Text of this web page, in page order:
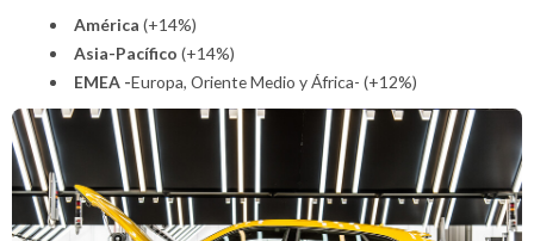
América (+14%)
Asia-Pacífico (+14%)
EMEA -Europa, Oriente Medio y África- (+12%)